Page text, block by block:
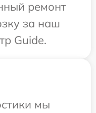
ремонт
за наш
Guide.
мы